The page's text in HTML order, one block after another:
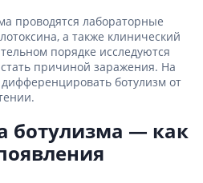
проводятся лабораторные
а также клинический
порядке исследуются
причиной заражения. На
ботулизм от
ботулизма — как